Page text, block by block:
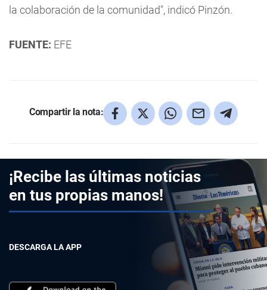
la colaboración de la comunidad", indicó Pinzón.
FUENTE: EFE
Compartir la nota:
¡Recibe las últimas noticias
en tus propias manos!
DESCARGA LA APP